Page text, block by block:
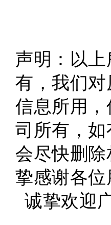
声明：以
有，我们
信息所用
司所有，
会尽快删除
挚感谢各
诚挚欢迎